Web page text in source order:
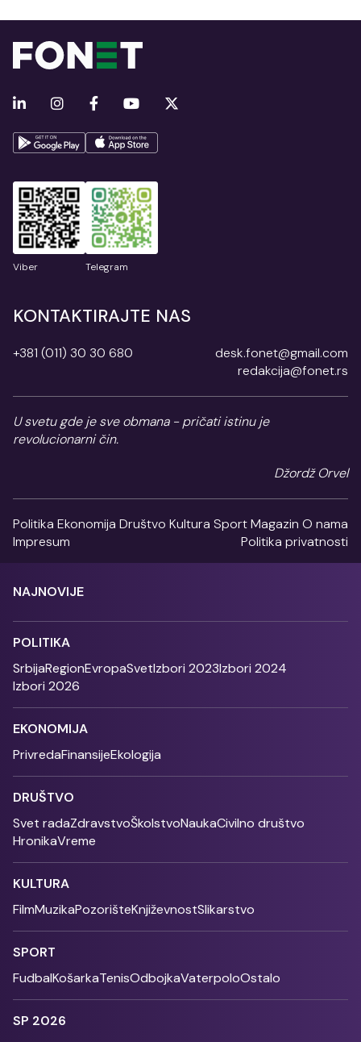
Viber Telegram
KONTAKTIRAJTE NAS
+381 (011) 30 30 680
desk.fonet@gmail.com
redakcija@fonet.rs
U svetu gde je sve obmana - pričati istinu je
revolucionarni čin.
Džordž Orvel
Politika Ekonomija Društvo Kultura SportMagazin O nama
Impresum
Politika privatnosti
NAJNOVIJE
POLITIKA
SrbijaRegionEvropaSvetIzbori 2023Izbori 2024
Izbori 2026
EKONOMIJA
PrivredaFinansijeEkologija
DRUŠTVO
Svet radaZdravstvoŠkolstvoNaukaCivilno društvo
HronikaVreme
KULTURA
FilmMuzikaPozorišteKnjiževnostSlikarstvo
SPORT
FudbalKošarkaTenisOdbojkaVaterpoloOstalo
SP 2026